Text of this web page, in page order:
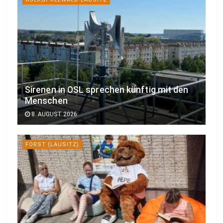
Sirenen in OSL sprechen künftig mit den
Menschen
8. AUGUST 2026
FORST (LAUSITZ)